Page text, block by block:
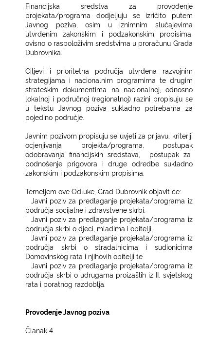
Financijska sredstva za provođenje
projekata/programa dodjeljuju se izričito putem
Javnog poziva, osim u iznimnim slučajevima
utvrđenim zakonskim i podzakonskim propisima,
ovisno o raspoloživim sredstvima u proračunu Grada
Dubrovnika.
Ciljevi i prioritetna područja utvrđena razvojnim
strategijama i nacionalnim programima te drugim
strateškim dokumentima na nacionalnoj, odnosno
lokalnoj i područnoj (regionalnoj) razini propisuju se
u tekstu Javnog poziva sukladno potrebama za
pojedino područje.
Javnim pozivom propisuju se uvjeti za prijavu, kriteriji
ocjenjivanja projekta/programa, postupak
odobravanja financijskih sredstava,
postupak za
podnošenje prigovora i druge odredbe sukladno
zakonskim i podzakonskim propisima.
Temeljem ove Odluke, Grad Dubrovnik objavit će:
Javni poziv za predlaganje projekata/programa iz
područja socijalne i zdravstvene skrbi,
Javni poziv za predlaganje projekata/programa iz
područja skrbi o djeci, mladima i obitelji,
Javni poziv za predlaganje projekata/programa iz
područja skrbi o stradalnicima i sudionicima
Domovinskog rata i njihovih obitelji te
Javni poziv za predlaganje projekata/programa iz
područja skrbi o udrugama proizašlih iz II. svjetskog
rata i poratnog razdoblja.
Provođenje Javnog poziva
Članak 4.